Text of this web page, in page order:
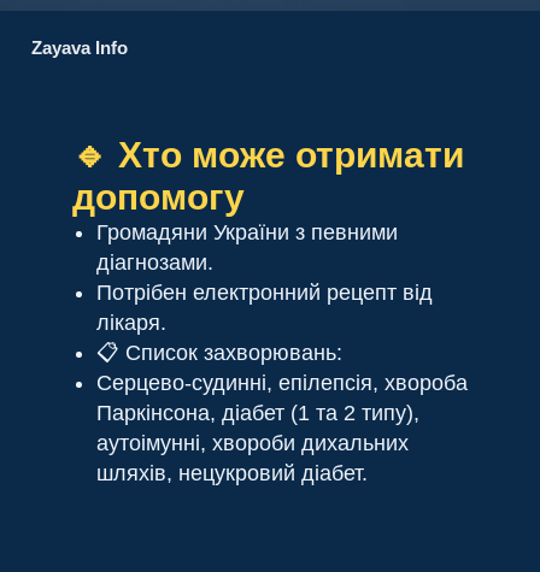
Zayava Info
🔹 Хто може отримати
допомогу
Громадяни України з певними
діагнозами.
Потрібен електронний рецепт від
лікаря.
📋 Список захворювань:
Серцево-судинні, епілепсія, хвороба
Паркінсона, діабет (1 та 2 типу),
аутоімунні, хвороби дихальних
шляхів, нецукровий діабет.